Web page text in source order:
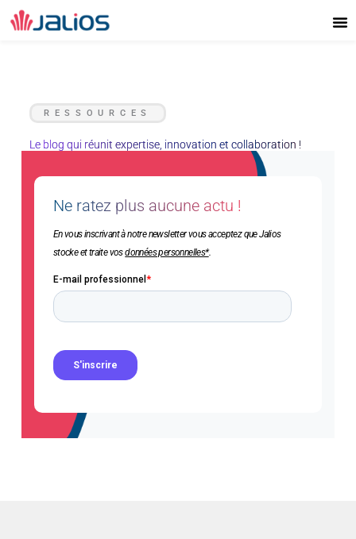
Aller
au
RESSOURCES
Le blog qui réunit expertise, innovation et collaboration !
Ne ratez plus aucune actu !
En vous inscrivant à notre newsletter vous acceptez que Jalios
stocke et traite vosdonnées personnelles*.